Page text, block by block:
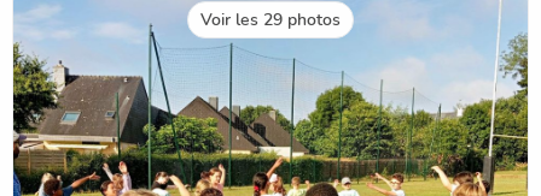
handisport
-Para-athletisme
-Boccia (pétanque pour les personnes handicapées).
Voir les 29 photos